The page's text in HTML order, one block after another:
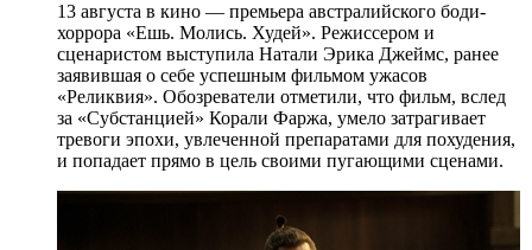
13 августа в кино — премьера австралийского боди-
хоррора «Ешь. Молись. Худей». Режиссером и
сценаристом выступила Натали Эрика Джеймс, ранее
заявившая о себе успешным фильмом ужасов
«Реликвия». Обозреватели отметили, что фильм, вслед
за «Субстанцией» Корали Фаржа, умело затрагивает
тревоги эпохи, увлеченной препаратами для похудения,
и попадает прямо в цель своими пугающими сценами.